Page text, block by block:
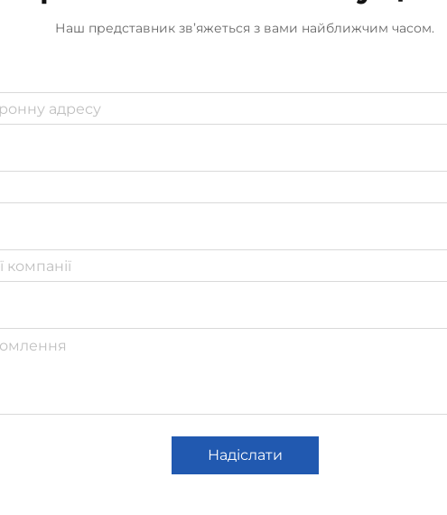
Наш представник зв’яжеться з вами найближчим часом.
Надіслати